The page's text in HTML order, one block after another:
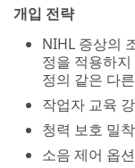
개입 전략
NIHL 증상의
정을 적용하
정의 같은 다
작업자 교육
청력 보호 밀
소음 제어 옵